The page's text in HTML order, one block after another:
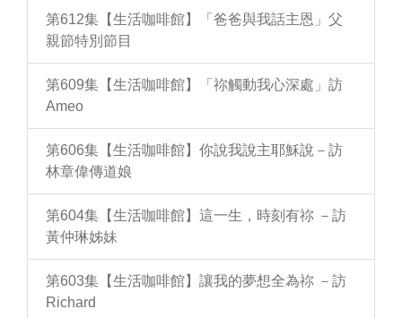
第612集【生活咖啡館】「爸爸與我話主恩」父
親節特別節目
第609集【生活咖啡館】「祢觸動我心深處」訪
Ameo
第606集【生活咖啡館】你說我說主耶穌說－訪
林章偉傳道娘
第604集【生活咖啡館】這一生，時刻有祢 －訪
黃仲琳姊妹
第603集【生活咖啡館】讓我的夢想全為祢 －訪
Richard